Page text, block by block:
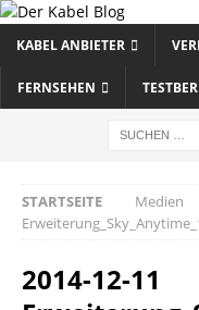
KABEL ANBIETER
FERNSEHEN
STARTSEITE Medien
2014-12-11